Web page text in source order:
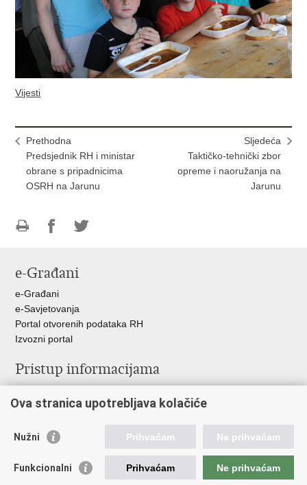
Vijesti
Prethodna
Predsjednik RH i ministar
obrane s pripadnicima
OSRH na Jarunu
Sljedeća
Taktičko-tehnički zbor
opreme i naoružanja na
Jarunu
FacebookuTwitteru
e-Građani
e-Građani
e-Savjetovanja
Portal otvorenih podataka RH
Izvozni portal
Pristup informacijama
Izjava o pristupačnosti
Ravnopravnost spolova u MORH-u i OSRH
Važne poveznice
Ova stranica upotrebljava kolačiće
Nužni Prihvaćam Ne prihvaćam
Funkcionalni Prihvaćam Ne prihvaćam